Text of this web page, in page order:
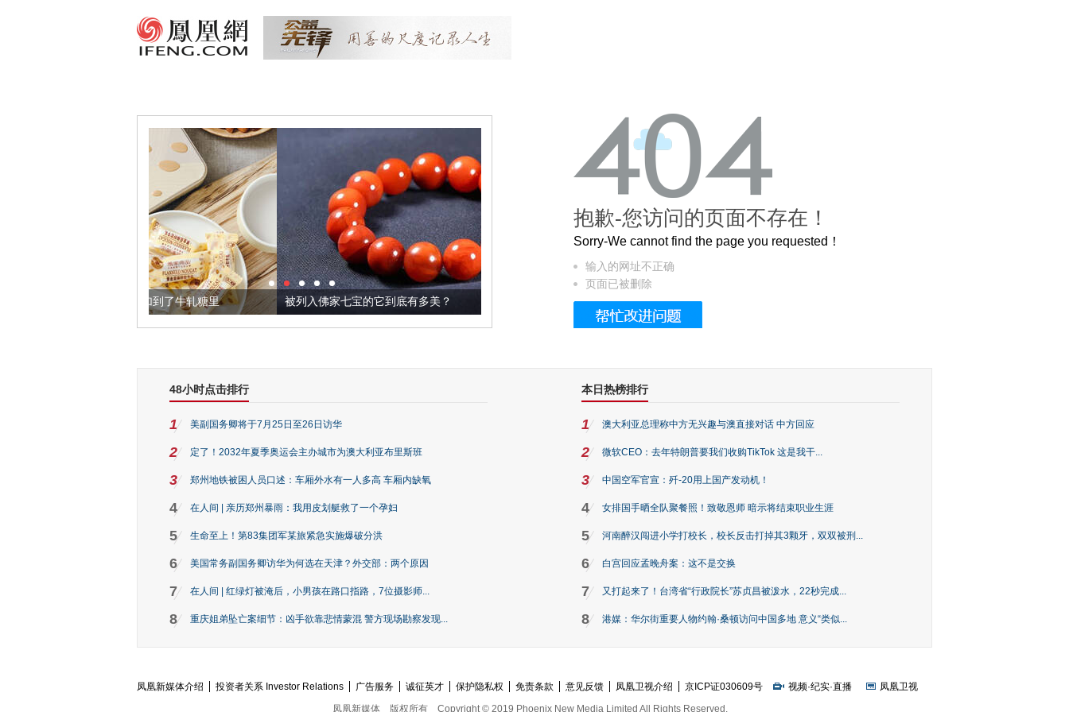
被列入佛家七宝的它到底有多美？ 这个3.2米的长卷，还原了600岁的紫禁城
抱歉-您访问的页面不存在！
Sorry-We cannot find the page you requested！
输入的网址不正确
页面已被删除
48小时点击排行
1 美副国务卿将于7月25日至26日访华
2 定了！2032年夏季奥运会主办城市为澳大利亚布里斯班
3 郑州地铁被困人员口述：车厢外水有一人多高 车厢内缺氧
4 在人间 | 亲历郑州暴雨：我用皮划艇救了一个孕妇
5 生命至上！第83集团军某旅紧急实施爆破分洪
6 美国常务副国务卿访华为何选在天津？外交部：两个原因
7 在人间 | 红绿灯被淹后，小男孩在路口指路，7位摄影师...
8 重庆姐弟坠亡案细节：凶手欲靠悲情蒙混 警方现场勘察发现...
本日热榜排行
1 澳大利亚总理称中方无兴趣与澳直接对话 中方回应
2 微软CEO：去年特朗普要我们收购TikTok 这是我干...
3 中国空军官宣：歼-20用上国产发动机！
4 女排国手晒全队聚餐照！致敬恩师 暗示将结束职业生涯
5 河南醉汉闯进小学打校长，校长反击打掉其3颗牙，双双被刑...
6 白宫回应孟晚舟案：这不是交换
7 又打起来了！台湾省“行政院长”苏贞昌被泼水，22秒完成...
8 港媒：华尔街重要人物约翰·桑顿访问中国多地 意义“类似...
凤凰新媒体介绍 投资者关系 Investor Relations 广告服务 诚征英才 保护隐私权 免责条款 意见反馈 凤凰卫视介绍 京ICP证030609号 视频·纪实·直播
凤凰卫视
凤凰新媒体
版权所有 Copyright © 2019 Phoenix New Media Limited All Rights Reserved.